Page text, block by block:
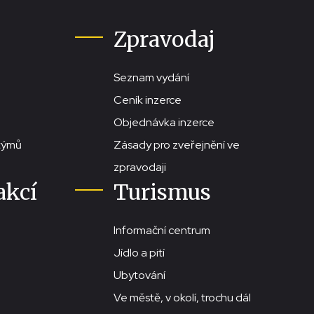
Zpravodaj
Seznam vydání
Ceník inzerce
Objednávka inzerce
Zásady pro zveřejnění ve
zpravodaji
Turismus
Informační centrum
Jídlo a pití
Ubytování
Ve městě, v okolí, trochu dál